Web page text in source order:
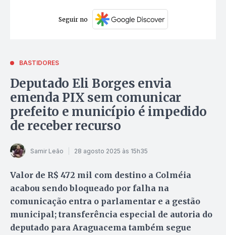
Seguir no
BASTIDORES
Deputado Eli Borges envia
emenda PIX sem comunicar
prefeito e município é impedido
de receber recurso
Samir Leão 28 agosto 2025 às 15h35
Valor de R$ 472 mil com destino a Colméia
acabou sendo bloqueado por falha na
comunicação entra o parlamentar e a gestão
municipal; transferência especial de autoria do
deputado para Araguacema também segue